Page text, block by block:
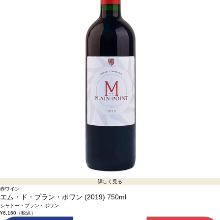
詳しく見る
赤ワイン
エム・ド・プラン・ポワン (2019) 750ml
シャトー・プラン・ポワン
¥6,160（税込）